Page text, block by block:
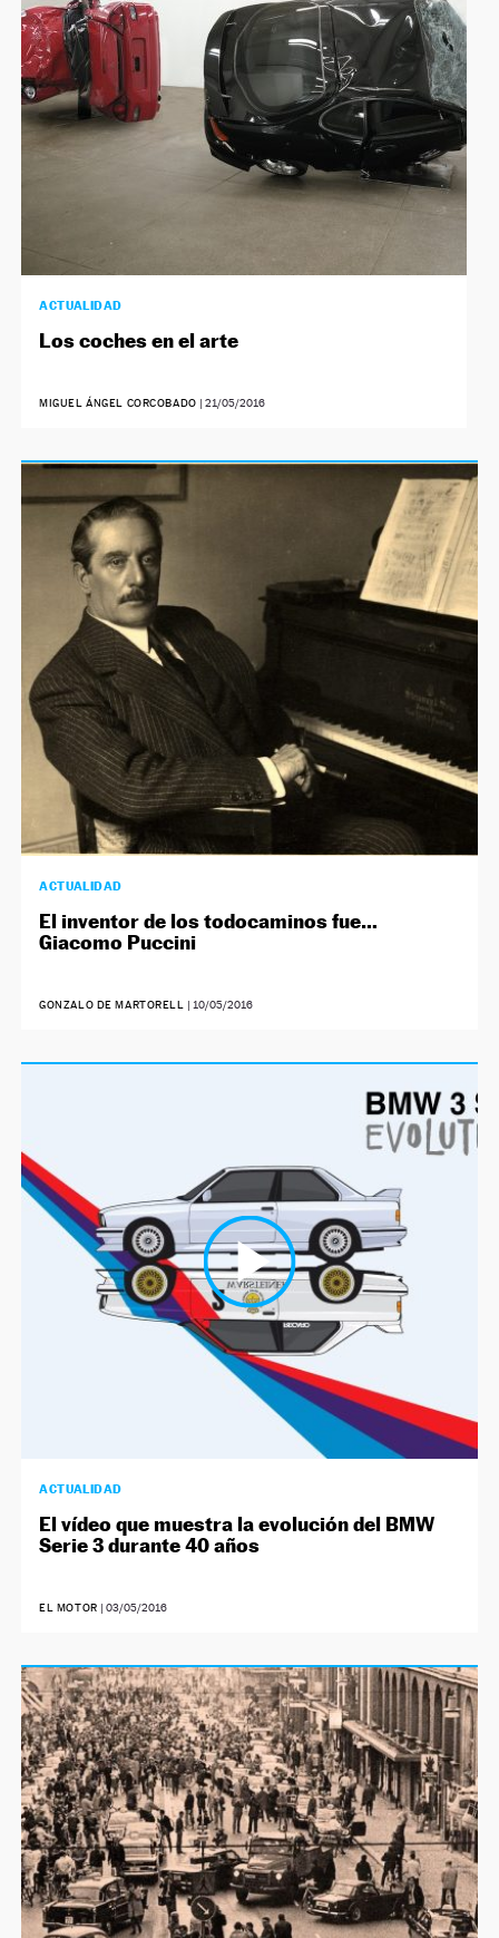
ACTUALIDAD
Los coches en el arte
MIGUEL ÁNGEL CORCOBADO | 21/05/2016
ACTUALIDAD
El inventor de los todocaminos fue…
Giacomo Puccini
GONZALO DE MARTORELL | 10/05/2016
ACTUALIDAD
El vídeo que muestra la evolución del BMW
Serie 3 durante 40 años
EL MOTOR | 03/05/2016